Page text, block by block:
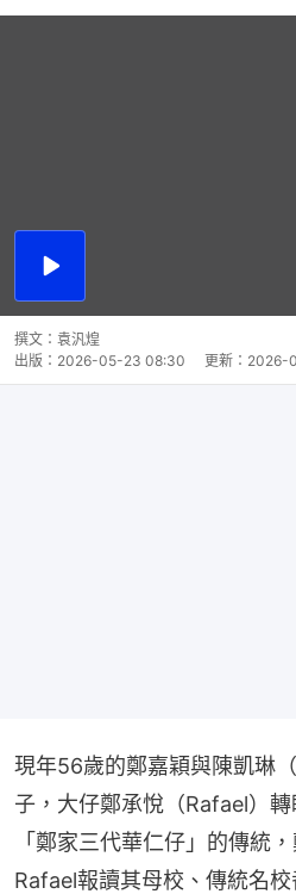
播
撰文： 袁汎煌
出版： 2026-05-23 08:30 更新： 2026-
現年56歲的鄭嘉穎與陳凱琳
子，大仔鄭承悅（Rafael）
「鄭家三代華仁仔」的傳統
Rafael報讀其母校、傳統名